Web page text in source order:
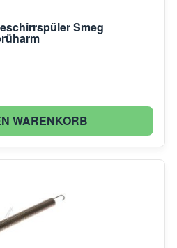
Smeg
WARENKORB